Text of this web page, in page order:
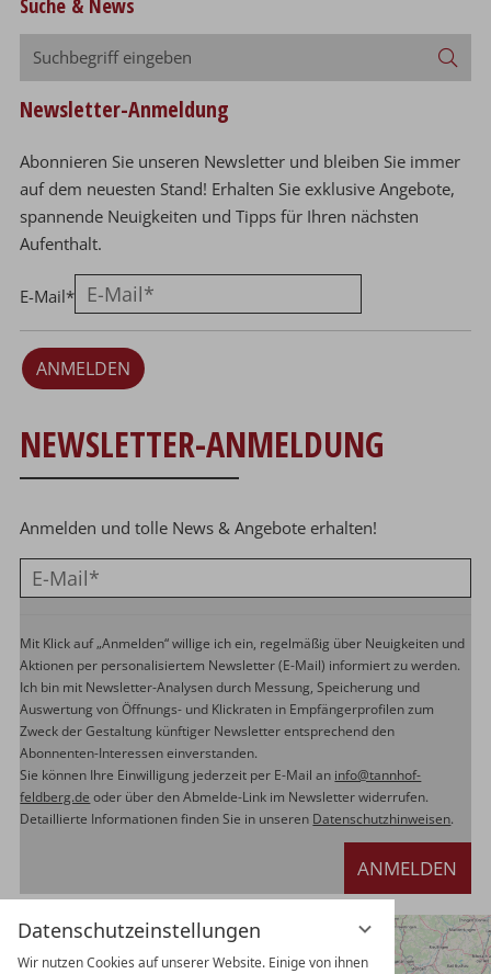
Datenschutzeinstellungen
Wir nutzen Cookies auf unserer Website. Einige von ihnen
Suchbegriff
eingeben
Newsletter-Anmeldung
Abonnieren Sie unseren Newsletter und bleiben Sie immer
auf dem neuesten Stand! Erhalten Sie exklusive Angebote,
spannende Neuigkeiten und Tipps für Ihren nächsten
Aufenthalt.
E-Mail*
ANMELDEN
NEWSLETTER-ANMELDUNG
Anmelden und tolle News & Angebote erhalten!
Mit Klick auf „Anmelden“ willige ich ein, regelmäßig über Neuigkeiten und
Aktionen per personalisiertem Newsletter (E-Mail) informiert zu werden.
Ich bin mit Newsletter-Analysen durch Messung, Speicherung und
Auswertung von Öffnungs- und Klickraten in Empfängerprofilen zum
Zweck der Gestaltung künftiger Newsletter entsprechend den
Abonnenten-Interessen einverstanden.
Sie können Ihre Einwilligung jederzeit per E-Mail an info@tannhof-
feldberg.de oder über den Abmelde-Link im Newsletter widerrufen.
Detaillierte Informationen finden Sie in unseren Datenschutzhinweisen.
ANMELDEN